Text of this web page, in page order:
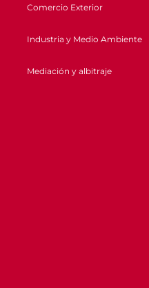
Comercio Exterior
Industria y Medio Ambiente
Mediación y albitraje